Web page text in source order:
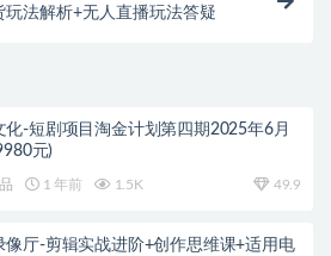
法解析+无人直播玩法答疑
化-短剧项目淘金计划第四期2025年6月
元)
1 年前 1.5K 49.9
像厅-剪辑实战进阶+创作思维课+适用电